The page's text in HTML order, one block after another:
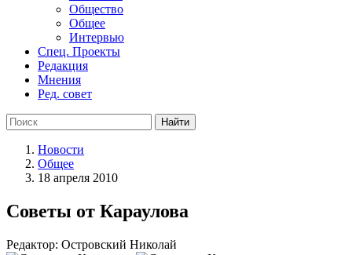
Общество
Общее
Интервью
Спец. Проекты
Редакция
Мнения
Ред. совет
Новости
Общее
18 апреля 2010
Советы от Караулова
Редактор: Островский Николай